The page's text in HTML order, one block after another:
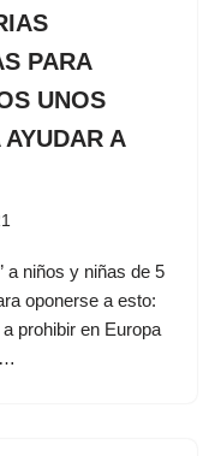
PARA
UNOS
A
a niños y niñas de 5
oponerse a esto:
prohibir en Europa